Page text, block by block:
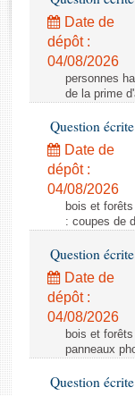
Rapports
Rapports
Rapports sur
Baromètre de
Dossiers
Budget et
Questions
Comptes rendus
Date de
dépôt :
04/08/2026
personnes
de la prime
Question
Date de
dépôt :
04/08/2026
bois et
: coupes de
Question
Date de
dépôt :
04/08/2026
bois et
panneaux
Question